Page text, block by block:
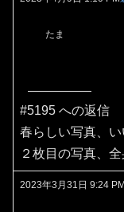
たま
#5195 への返信
春らしい写真、い
２枚目の写真、
2023年3月31日 9:24 PM